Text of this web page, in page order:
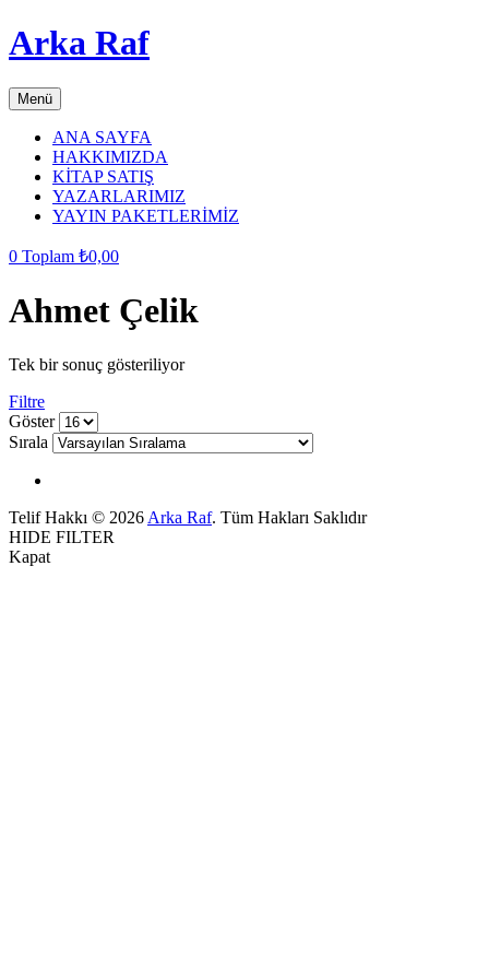
Arka Raf
Menü
ANA SAYFA
HAKKIMIZDA
KİTAP SATIŞ
YAZARLARIMIZ
YAYIN PAKETLERİMİZ
0 Toplam ₺0,00
Ahmet Çelik
Tek bir sonuç gösteriliyor
Filtre
grid
button
list
button
Göster
Sırala
Telif Hakkı © 2026 Arka Raf. Tüm Hakları Saklıdır
HIDE FILTER
Kapat